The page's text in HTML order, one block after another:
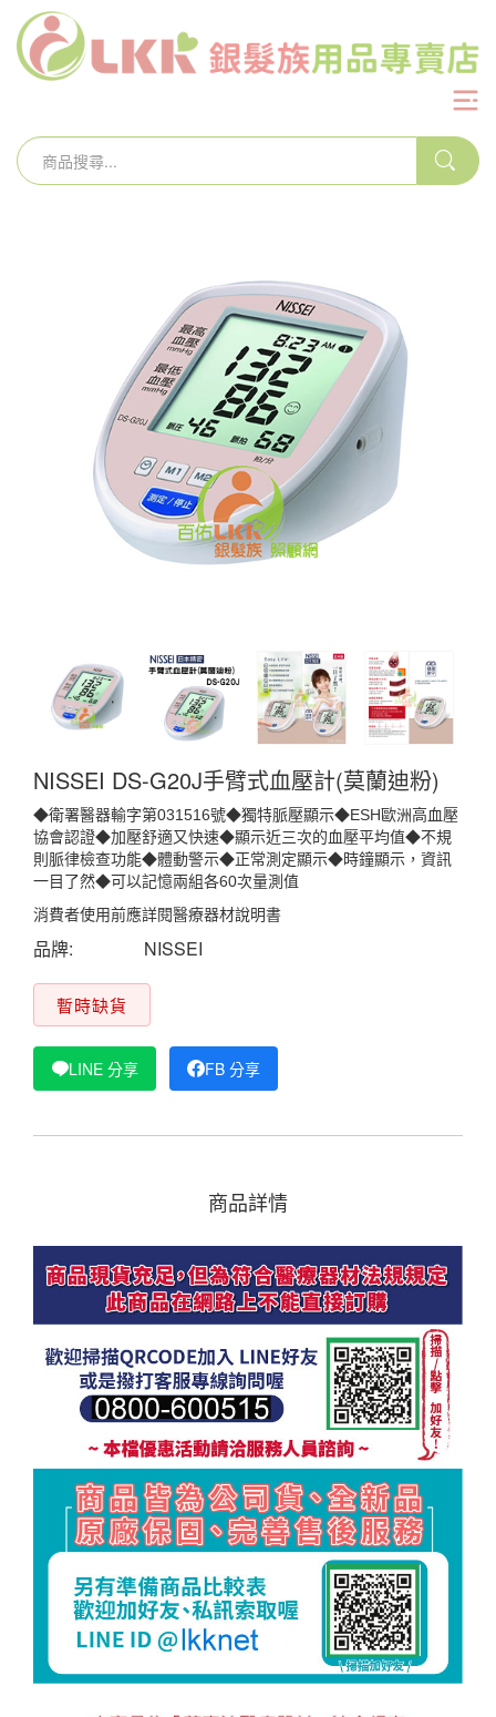
NISSEI DS-G20J手臂式血壓計(莫蘭迪粉)
◆衛署醫器輸字第031516號◆獨特脈壓顯示◆ESH歐洲高血壓
協會認證◆加壓舒適又快速◆顯示近三次的血壓平均值◆不規
則脈律檢查功能◆體動警示◆正常測定顯示◆時鐘顯示，資訊
一目了然◆可以記憶兩組各60次量測值
消費者使用前應詳閱醫療器材說明書
品牌: NISSEI
暫時缺貨
LINE 分享 FB 分享
商品詳情